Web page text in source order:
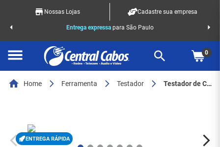
Nossas Lojas
Cadastre sua empresa
Entrega expressa para São Paulo
0
Home Ferramenta Testador Testador de Cabos de Rede, Telefone e USB 3 em 1 Exbom FEPRO-TR330 RJ11/RJ45/USB A/B para Profissionais - 8263
ENTREGA RÁPIDA